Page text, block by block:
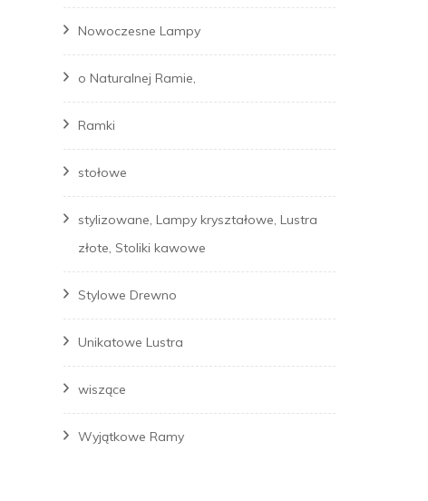
Nowoczesne Lampy
o Naturalnej Ramie,
Ramki
stołowe
stylizowane, Lampy kryształowe, Lustra
złote, Stoliki kawowe
Stylowe Drewno
Unikatowe Lustra
wiszące
Wyjątkowe Ramy